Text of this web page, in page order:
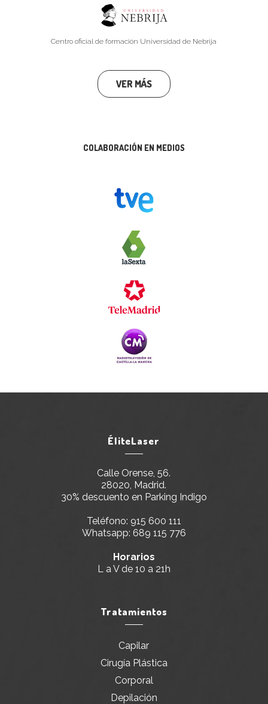
Centro oficial de formación Universidad de Nebrija
VER MÁS
COLABORACIÓN EN MEDIOS
ÉliteLaser
Calle Orense, 56.
28020, Madrid.
30% descuento en Parking Indigo
Teléfono: 915 600 111
Whatsapp: 689 115 776
Horarios
L a V de 10 a 21h
Tratamientos
Capilar
Cirugía Plástica
Corporal
Depilación